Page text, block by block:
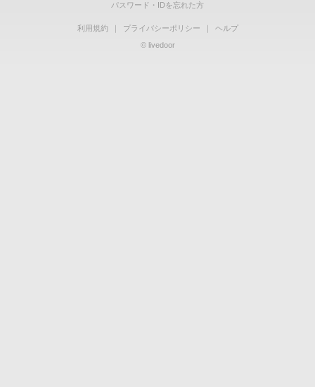
パスワード・IDを忘れた方
利用規約 ｜ プライバシーポリシー ｜
ヘルプ
© livedoor